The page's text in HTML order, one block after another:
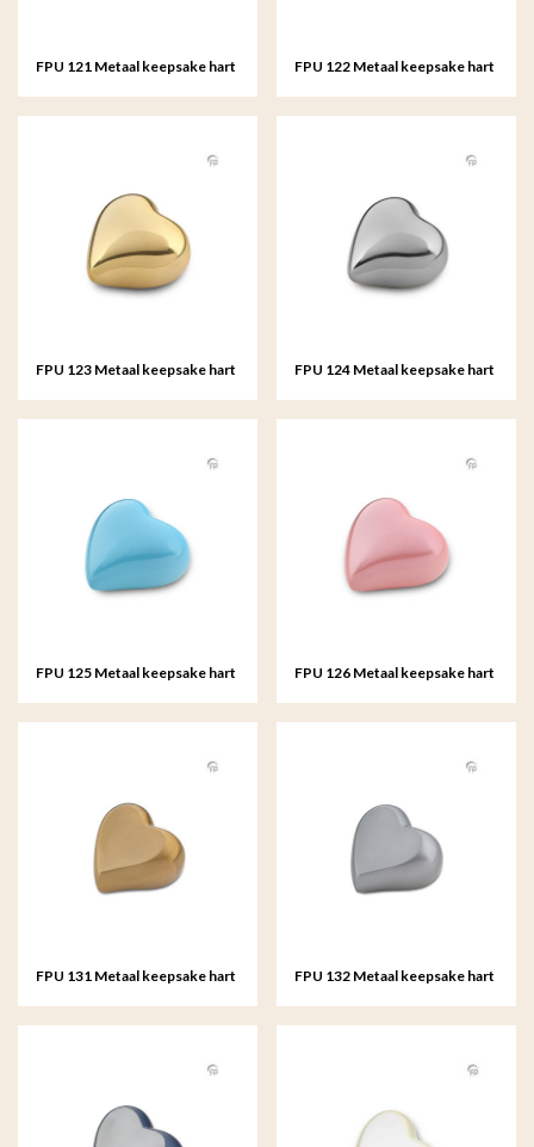
FPU 121 Metaal keepsake hart FPU 122 Metaal keepsake hart
FPU 123 Metaal keepsake hart FPU 124 Metaal keepsake hart
FPU 125 Metaal keepsake hart FPU 126 Metaal keepsake hart
FPU 131 Metaal keepsake hart FPU 132 Metaal keepsake hart